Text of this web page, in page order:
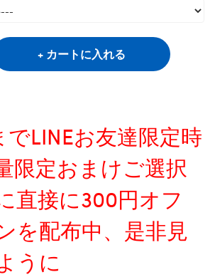
カートに入れる
でLINEお友達限定時
限定おまけご選択
直接に300円オフ
を配布中、是非見
うに